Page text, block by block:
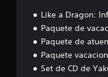
Like a Dragon:
Paquete de
Paquete de
Paquete
Set de CD de